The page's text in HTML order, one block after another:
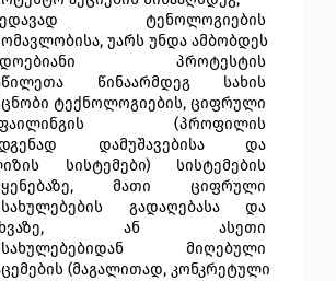
ტენოლოგიების
უარს უნდა ამბობდეს
პროტესტის
წინაარმდეგ სახის
ტექნოლოგიების, ციფრული
(პროფილის
დამუშავებისა და
სისტემები) სისტემების
მათი ციფრული
გადაღებასა და
ან ასეთი
მიღებული
(მაგალითად, კონკრეტული